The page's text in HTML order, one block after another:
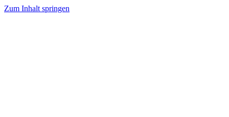
Zum Inhalt springen